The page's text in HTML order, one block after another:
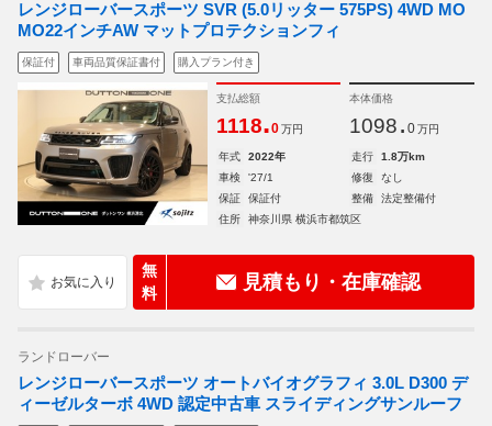
レンジローバースポーツ SVR (5.0リッター 575PS) 4WD MO
MO22インチAW マットプロテクションフィ
保証付 車両品質保証書付 購入プラン付き
支払総額
1118.0 万円
本体価格
1098. 0 万円
年式 2022年 走行
1.8万km
車検
'27/1 修復
なし
保証
保証付 整備
法定整備付
住所
神奈川県 横浜市都筑区
無
料
見積もり・在庫確認
ランドローバー
レンジローバースポーツ オートバイオグラフィ 3.0L D300 デ
ィーゼルターボ 4WD 認定中古車 スライディングサンルーフ